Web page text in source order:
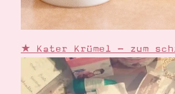
★ Kater Krümel - zum